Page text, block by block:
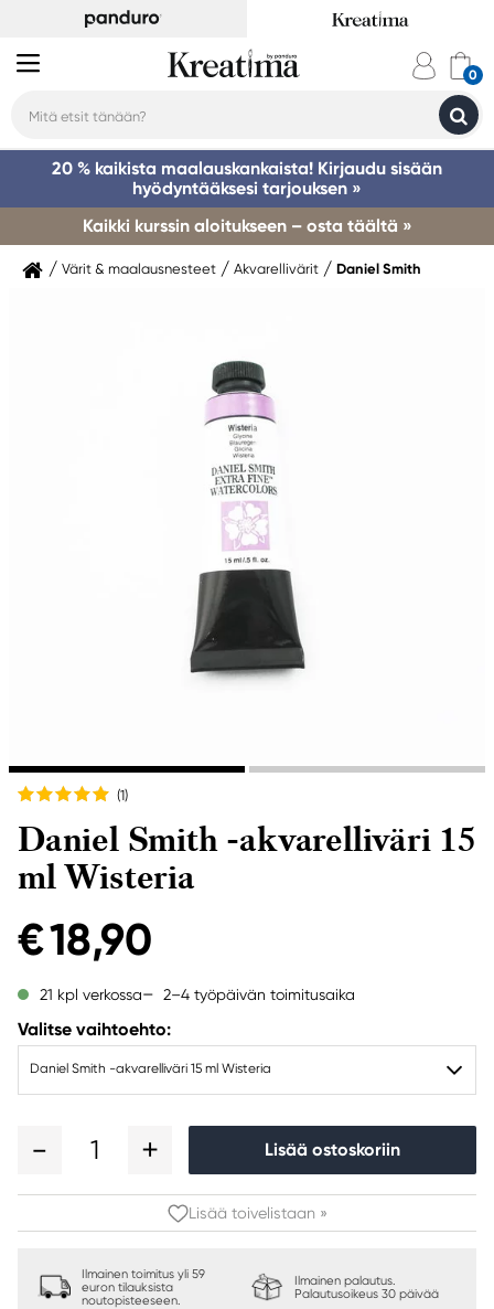
20 % kaikista maalauskankaista! Kirjaudu sisään
hyödyntääksesi tarjouksen »
Kaikki kurssin aloitukseen – osta täältä »
Värit & maalausnesteet Akvarellivärit Daniel Smith
(1)
Daniel Smith -akvarelliväri 15
ml Wisteria
€ 18,90
21 kpl verkossa 2–4 työpäivän toimitusaika
Valitse vaihtoehto:
Daniel Smith -akvarelliväri 15 ml Wisteria
1 Lisää ostoskoriin
Lisää toivelistaan »
Ilmainen toimitus yli 59
euron tilauksista
noutopisteeseen.
Ilmainen palautus.
Palautusoikeus 30 päivää